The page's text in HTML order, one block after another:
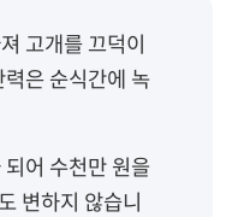
고개를 끄덕이
은 순식간에 녹
어 수천만 원을
변하지 않습니